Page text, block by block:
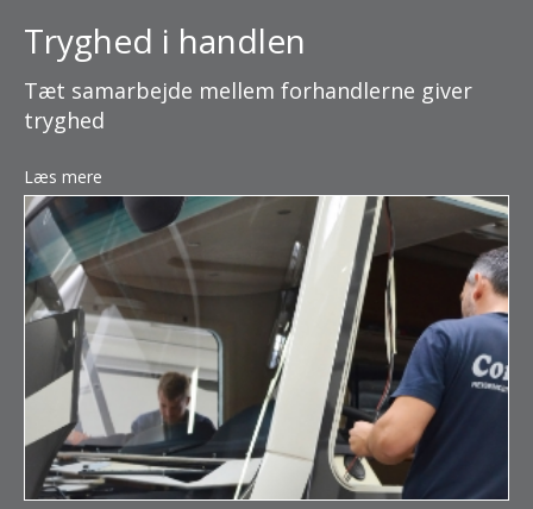
Tryghed i handlen
Tæt samarbejde mellem forhandlerne giver
tryghed
Læs mere